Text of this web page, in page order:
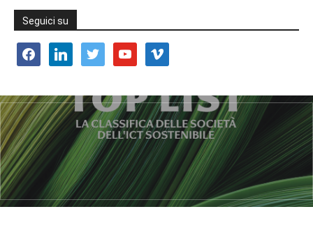
Seguici su
facebooklinkedin twitter youtube vimeo